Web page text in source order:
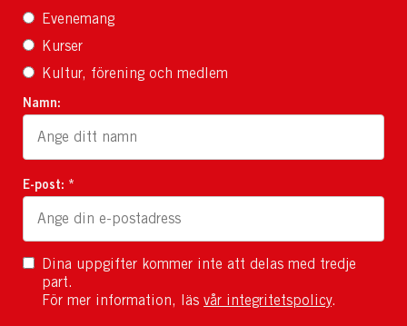
Evenemang
Kurser
Kultur, förening och medlem
Namn:
E-post: *
Dina uppgifter kommer inte att delas med tredje
part.
För mer information, läs vår integritetspolicy.